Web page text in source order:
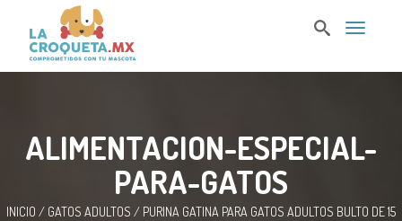
T
g
a
v
a
ALIMENTACION-ESPECIAL-
PARA-GATOS
INICIO / GATOS ADULTOS / PURINA GATINA PARA GATOS ADULTOS BULTO DE 15